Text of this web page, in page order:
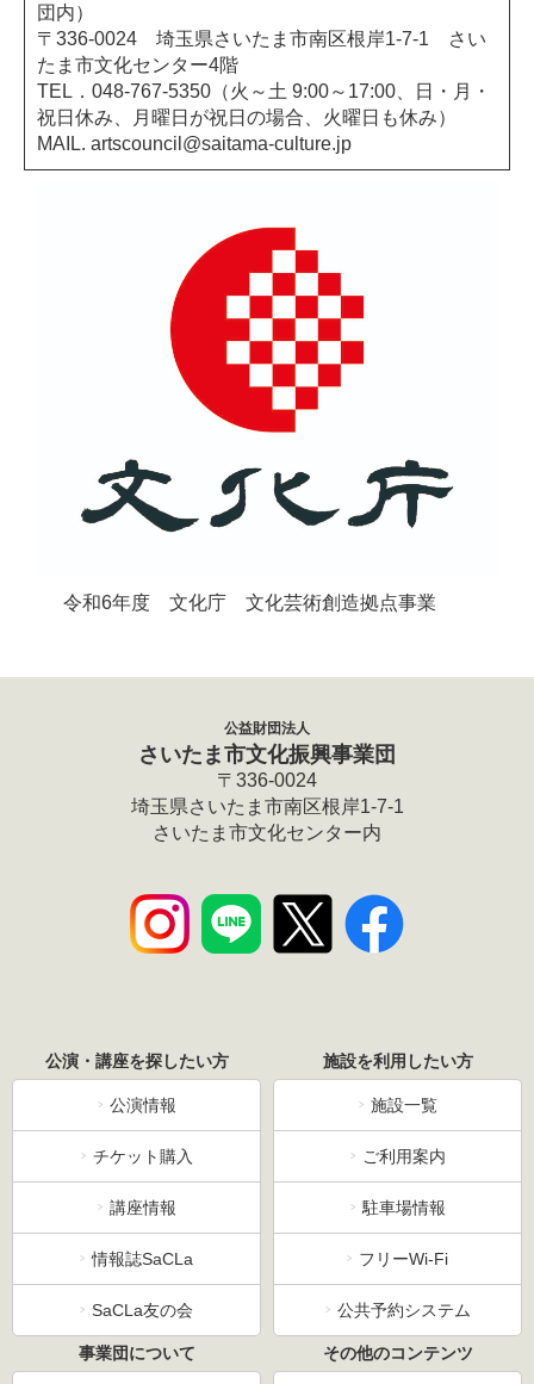
団内）
〒336-0024 埼玉県さいたま市南区根岸1-7-1 さい
たま市文化センター4階
TEL．048-767-5350（火～土 9:00～17:00、日・月・
祝日休み、月曜日が祝日の場合、火曜日も休み）
MAIL. artscouncil@saitama-culture.jp
令和6年度 文化庁 文化芸術創造拠点事業
公益財団法人
さいたま市文化振興事業団
〒336-0024
埼玉県さいたま市南区根岸1-7-1
さいたま市文化センター内
公演・講座を探したい方
公演情報
チケット購入
講座情報
情報誌SaCLa
SaCLa友の会
施設を利用したい方
施設一覧
ご利用案内
駐車場情報
フリーWi-Fi
公共予約システム
事業団について その他のコンテンツ